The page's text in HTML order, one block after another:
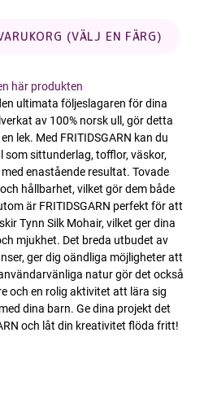
LÄGG I VARUKORG (VÄLJ EN FÄRG)
här produkten
ultimata följeslagaren för dina
av 100% norsk ull, gör detta
lek. Med FRITIDSGARN kan du
som sittunderlag, tofflor, väskor,
enastående resultat. Tovade
hållbarhet, vilket gör dem både
är FRITIDSGARN perfekt för att
Tynn Silk Mohair, vilket ger dina
mjukhet. Det breda utbudet av
ger dig oändliga möjligheter att
natur gör det också
och en rolig aktivitet att lära sig
dina barn. Ge dina projekt det
och låt din kreativitet flöda fritt!